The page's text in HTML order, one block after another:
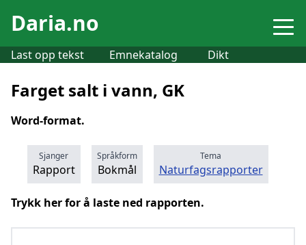
Daria.no
Last opp tekst Emnekatalog Dikt
Farget salt i vann, GK
Word-format.
Sjanger
Rapport
Språkform
Bokmål
Tema
Naturfagsrapporter
Trykk her for å laste ned rapporten.